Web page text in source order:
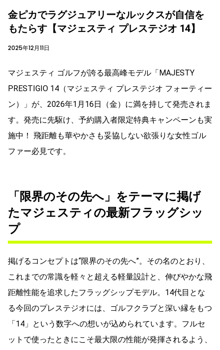
金ピカでラグジュアリーなルックスが自信を
もたらす【マジェスティ プレステジオ 14】
2025年12月11日
マジェスティ ゴルフが誇る最高峰モデル「MAJESTY
PRESTIGIO 14（マジェスティ プレステジオ フォーティー
ン）」が、2026年1月16日（金）に満を持して発売されま
す。発売に先駆け、予約購入者限定特典キャンペーンも実
施中！ 飛距離も華やかさも妥協しない欲張りな女性ゴル
ファー必見です。
「限界のその先へ」をテーマに掲げ
たマジェスティの最新フラッグシッ
プ
掲げるコンセプトは“限界のその先へ”。その名のとおり、
これまでの常識を軽々と超える軽量設計と、伸びやかな飛
距離性能を追求したフラッグシップモデル。14代目とな
る今回のプレステジオには、ゴルフクラブと深い縁をもつ
「14」という数字への想いが込められています。フルセ
ットで使ったときにこそ最大限の性能が発揮されるよう、